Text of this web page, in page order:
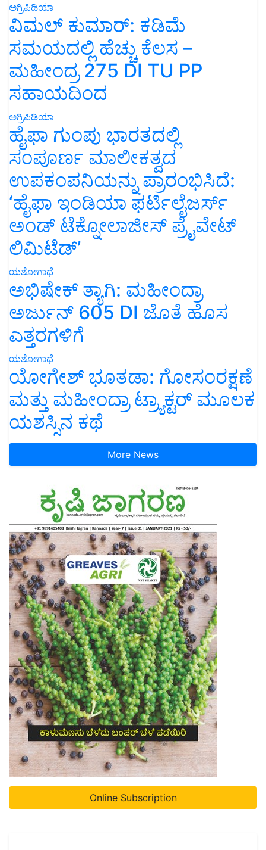
ಅಗ್ರಿಪಿಡಿಯಾ
ವಿಮಲ್ ಕುಮಾರ್: ಕಡಿಮೆ
ಸಮಯದಲ್ಲಿ ಹೆಚ್ಚು ಕೆಲಸ –
ಮಹೀಂದ್ರ 275 DI TU PP
ಸಹಾಯದಿಂದ
ಅಗ್ರಿಪಿಡಿಯಾ
ಹೈಫಾ ಗುಂಪು ಭಾರತದಲ್ಲಿ
ಸಂಪೂರ್ಣ ಮಾಲೀಕತ್ವದ
ಉಪಕಂಪನಿಯನ್ನು ಪ್ರಾರಂಭಿಸಿದೆ:
‘ಹೈಫಾ ಇಂಡಿಯಾ ಫರ್ಟಿಲೈಜರ್ಸ್
ಅಂಡ್ ಟೆಕ್ನೋಲಾಜೀಸ್ ಪ್ರೈವೇಟ್
ಲಿಮಿಟೆಡ್’
ಯಶೋಗಾಥೆ
ಅಭಿಷೇಕ್ ತ್ಯಾಗಿ: ಮಹೀಂದ್ರಾ
ಅರ್ಜುನ್ 605 DI ಜೊತೆ ಹೊಸ
ಎತ್ತರಗಳಿಗೆ
ಯಶೋಗಾಥೆ
ಯೋಗೇಶ್ ಭೂತಡಾ: ಗೋಸಂರಕ್ಷಣೆ
ಮತ್ತು ಮಹೀಂದ್ರಾ ಟ್ರ್ಯಾಕ್ಟರ್ ಮೂಲಕ
ಯಶಸ್ಸಿನ ಕಥೆ
More News
Online Subscription